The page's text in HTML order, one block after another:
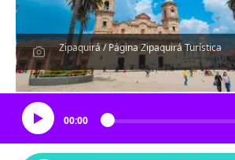
Zipaquirá / Página Zipaquirá Turística
Escucha el artículo
00:00